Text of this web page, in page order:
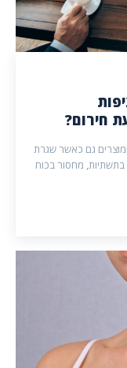
חירום?
גם כאשר שגרת
מחסור בכוח